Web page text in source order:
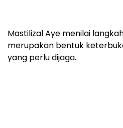
Mastilizal Aye menilai
merupakan bentuk
yang perlu dijaga.